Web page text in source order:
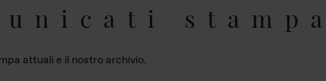
stampa
attuali e il nostro archivio.